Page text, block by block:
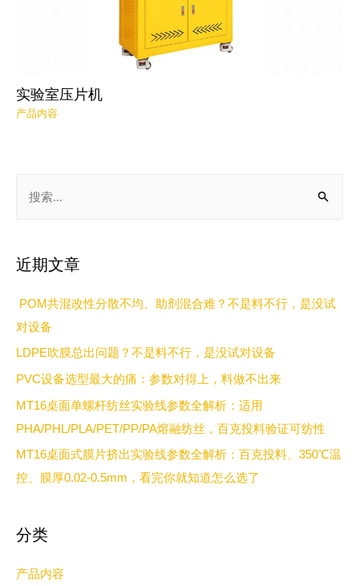
实验室压片机
产品内容
近期文章
POM共混改性分散不均、助剂混合难？不是料不行，是没试
对设备
LDPE吹膜总出问题？不是料不行，是没试对设备
PVC设备选型最大的痛：参数对得上，料做不出来
MT16桌面单螺杆纺丝实验线参数全解析：适用
PHA/PHL/PLA/PET/PP/PA熔融纺丝，百克投料验证可纺性
MT16桌面式膜片挤出实验线参数全解析：百克投料、350℃温
控、膜厚0.02-0.5mm，看完你就知道怎么选了
分类
产品内容